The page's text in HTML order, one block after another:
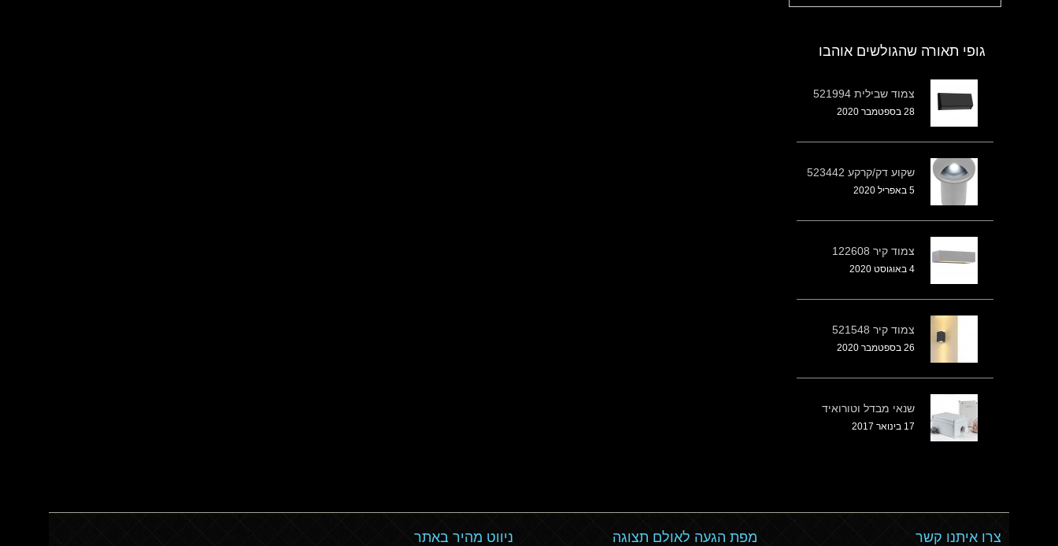
גופי תאורה שהגולשים אוהבו
צמוד שבילית 521994
28 בספטמבר 2020
שקוע דק/קרקע 523442
5 באפריל 2020
צמוד קיר 122608
4 באוגוסט 2020
צמוד קיר 521548
26 בספטמבר 2020
שנאי מבדל וטורואיד
17 בינואר 2017
צרו איתנו קשר מפת הגעה לאולם תצוגה ניווט מהיר באתר